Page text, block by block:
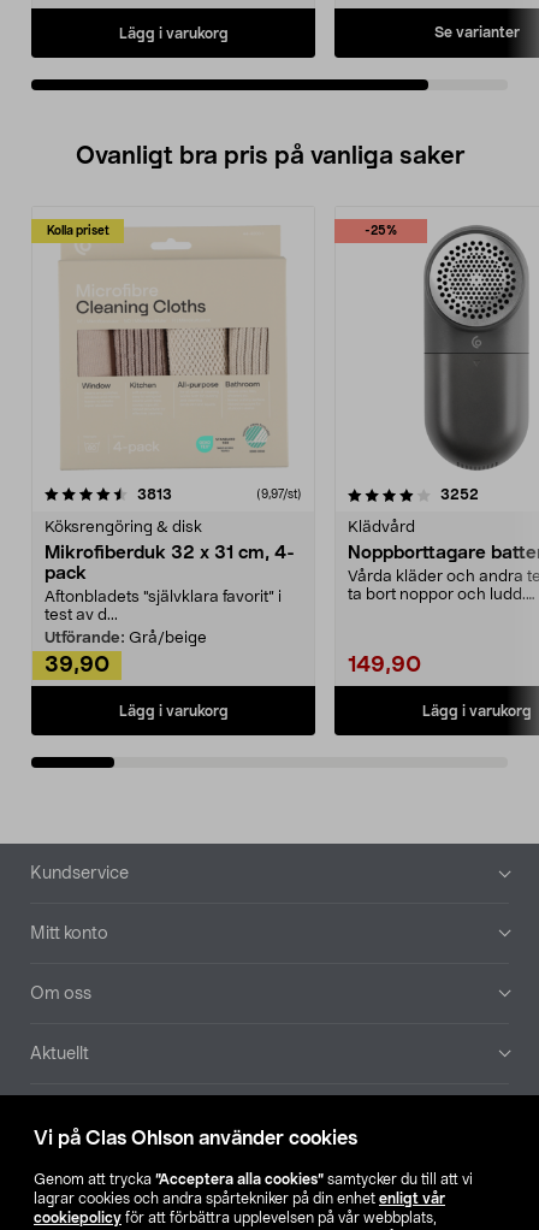
Vi på Clas Ohlson använder cookies
Genom att trycka ”Acceptera alla cookies” samtycker du till att vi
lagrar cookies och andra spårtekniker på din enhet enligt vår
cookiepolicy för att förbättra upplevelsen på vår webbplats,
Lägg i varukorg Se varianter
Ovanligt bra pris på vanliga saker
Kolla priset
3813 (9,97/st)
Köksrengöring & disk
Mikrofiberduk 32 x 31 cm, 4-
pack
Aftonbladets "självklara favorit” i
test av d...
Utförande: Grå/beige
39,90
Lägg i varukorg
-25%
4.0av 5 stjärnor 3252
Klädvård
Noppborttagare
Vårda kläder och andra
ta bort noppor och ludd.
149,90
Lägg i varukorg
4.5av 5 stjärnor
Sidfot
Kundservice
Mitt konto
Om oss
Aktuellt
Hitta butik